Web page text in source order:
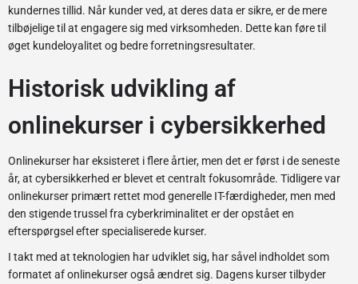
kundernes tillid. Når kunder ved, at deres data er sikre, er de mere
tilbøjelige til at engagere sig med virksomheden. Dette kan føre til
øget kundeloyalitet og bedre forretningsresultater.
Historisk udvikling af
onlinekurser i cybersikkerhed
Onlinekurser har eksisteret i flere årtier, men det er først i de seneste
år, at cybersikkerhed er blevet et centralt fokusområde. Tidligere var
onlinekurser primært rettet mod generelle IT-færdigheder, men med
den stigende trussel fra cyberkriminalitet er der opstået en
efterspørgsel efter specialiserede kurser.
I takt med at teknologien har udviklet sig, har såvel indholdet som
formatet af onlinekurser også ændret sig. Dagens kurser tilbyder